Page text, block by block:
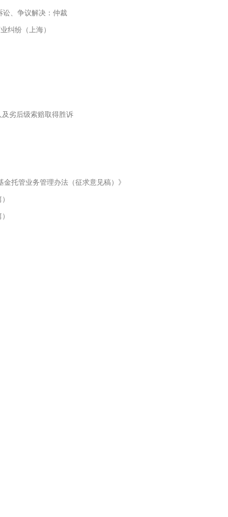
讼、争议解决：仲裁
纠纷（上海）
劣后级索赔取得胜诉
托管业务管理办法（征求意见稿）》